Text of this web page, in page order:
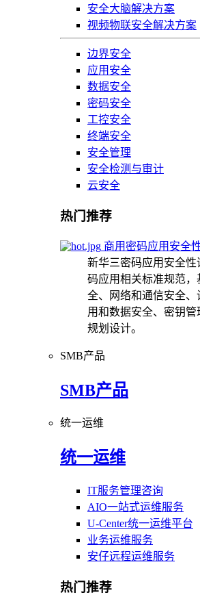
安全大脑解决方案
视频物联安全解决方案
边界安全
应用安全
数据安全
密码安全
工控安全
终端安全
安全管理
安全检测与审计
云安全
热门推荐
商用密码应用安全
新华三密码应用安全
码应用相关标准规范
全、网络和通信安全
用和数据安全、密钥
规划设计。
SMB产品
SMB产品
统一运维
统一运维
IT服务管理咨询
AIO一站式运维服务
U-Center统一运维平台
业务运维服务
安仔远程运维服务
热门推荐